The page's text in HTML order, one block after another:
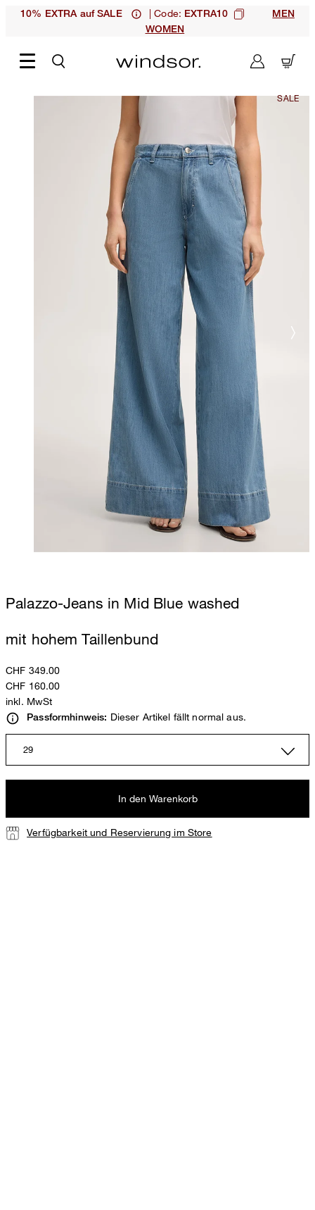
10% EXTRA auf SALE | Code: EXTRA10
MEN
WOMEN
Palazzo-Jeans in Mid Blue washed
mit hohem Taillenbund
CHF 349.00
CHF 160.00
inkl. MwSt
Passformhinweis: Dieser Artikel fällt normal aus.
29
In den Warenkorb
Verfügbarkeit und Reservierung im Store